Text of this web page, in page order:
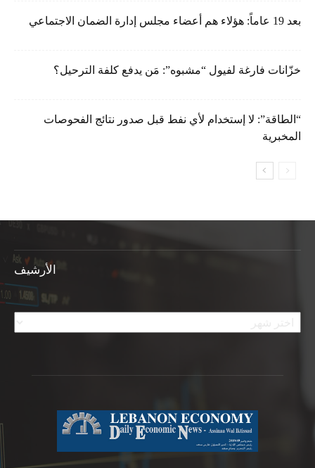
بعد 19 عاماً: هؤلاء هم أعضاء مجلس إدارة الضمان الاجتماعي
خزّانات فارغة لفيول “مشبوه”: مَن يدفع كلفة الترحيل؟
“الطاقة”: لا إستخدام لأي نفط قبل صدور نتائج الفحوصات
المخبرية
الأرشيف
الأرشيف